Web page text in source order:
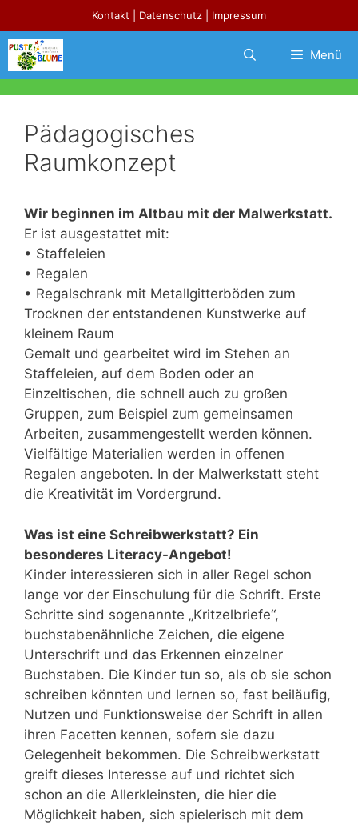
Inhalt
springen
Kontakt Datenschutz Impressum
Menü
Pädagogisches
Raumkonzept
Wir beginnen im Altbau mit der Malwerkstatt.
Er ist ausgestattet mit:
• Staffeleien
• Regalen
• Regalschrank mit Metallgitterböden zum
Trocknen der entstandenen Kunstwerke auf
kleinem Raum
Gemalt und gearbeitet wird im Stehen an
Staffeleien, auf dem Boden oder an
Einzeltischen, die schnell auch zu großen
Gruppen, zum Beispiel zum gemeinsamen
Arbeiten, zusammengestellt werden können.
Vielfältige Materialien werden in offenen
Regalen angeboten. In der Malwerkstatt steht
die Kreativität im Vordergrund.
Was ist eine Schreibwerkstatt? Ein
besonderes Literacy-Angebot!
Kinder interessieren sich in aller Regel schon
lange vor der Einschulung für die Schrift. Erste
Schritte sind sogenannte „Kritzelbriefe“,
buchstabenähnliche Zeichen, die eigene
Unterschrift und das Erkennen einzelner
Buchstaben. Die Kinder tun so, als ob sie schon
schreiben könnten und lernen so, fast beiläufig,
Nutzen und Funktionsweise der Schrift in allen
ihren Facetten kennen, sofern sie dazu
Gelegenheit bekommen. Die Schreibwerkstatt
greift dieses Interesse auf und richtet sich
schon an die Allerkleinsten, die hier die
Möglichkeit haben, sich spielerisch mit dem